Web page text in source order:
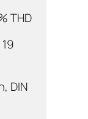
THD
DIN